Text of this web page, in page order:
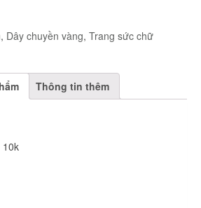
, Dây chuyền vàng, Trang sức chữ
Thông tin thêm